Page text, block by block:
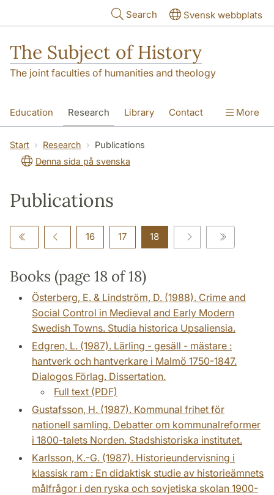
Search Svensk webbplats
The Subject of History
The joint faculties of humanities and theology
Education Research Library Contact
About us Accessibility
More
Start Research
Publications
Denna sida på svenska
Publications
16 17 18
Books (page 18 of 18)
Österberg, E. & Lindström, D. (1988). Crime and
Social Control in Medieval and Early Modern
Swedish Towns. Studia historica Upsaliensia.
Edgren, L. (1987). Lärling - gesäll - mästare :
hantverk och hantverkare i Malmö 1750-1847.
Dialogos Förlag. Dissertation.
Full text (PDF)
Gustafsson, H. (1987). Kommunal frihet för
nationell samling. Debatter om kommunalreformer
i 1800-talets Norden. Stadshistoriska institutet.
Karlsson, K.-G. (1987). Historieundervisning i
klassisk ram : En didaktisk studie av historieämnets
målfrågor i den ryska och sovjetiska skolan 1900-